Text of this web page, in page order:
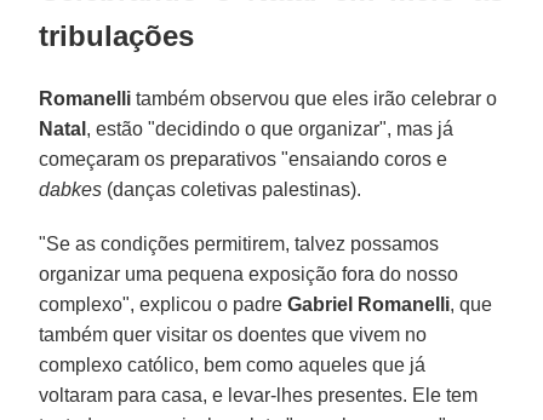
tribulações
Romanelli também observou que eles irão celebrar o
Natal , estão "decidindo o que organizar", mas já
começaram os preparativos "ensaiando coros e
dabkes (danças coletivas palestinas).
"Se as condições permitirem, talvez possamos
organizar uma pequena exposição fora do nosso
complexo", explicou o padreGabriel Romanelli, que
também quer visitar os doentes que vivem no
complexo católico, bem como aqueles que já
voltaram para casa, e levar-lhes presentes. Ele tem